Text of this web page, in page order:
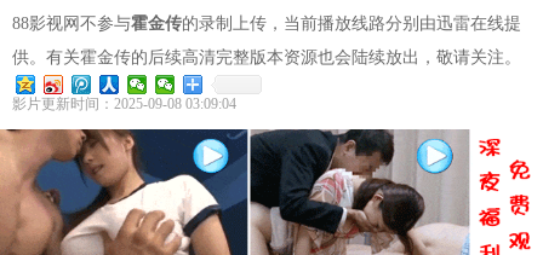
88影视网不参与霍金传的录制上传，当前播放线路分别由迅雷在线提
供。有关霍金传的后续高清完整版本资源也会陆续放出，敬请关注。
影片更新时间：2025-09-08 03:09:04